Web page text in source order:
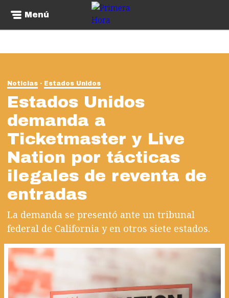
Menú
Noticias Estados Unidos
Estados Unidos
demanda a
Ticketmaster y Live
Nation por tácticas
ilegales de reventa de
entradas
La demanda se presentó ante un tribunal
federal de California y en otros siete estados.